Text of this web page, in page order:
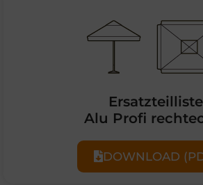
Ersatzteilliste
Alu Profi
DOWNLOAD